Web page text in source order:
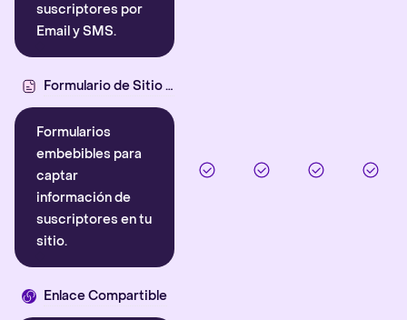
suscriptores por
Email y SMS.
Formulario de Sitio Web
Formularios
embebibles para
captar
información de
suscriptores en tu
sitio.
Enlace Compartible